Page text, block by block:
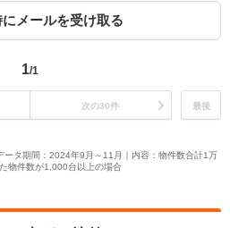
メールを受け取る
1/1
次の30件 最後
ータ期間：2024年9月～11月｜内容：物件数合計1万
物件数が1,000台以上の場合